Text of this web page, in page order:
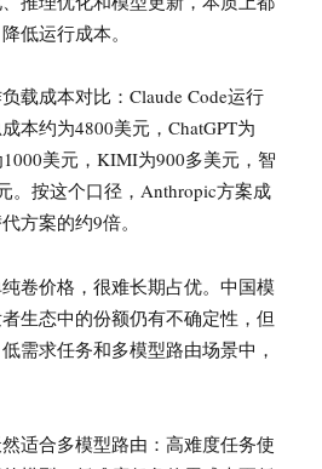
低运行成本。
载成本对比：Claude Code运行
本约为4800美元，ChatGPT为
美元，KIMI为900多美元，智
。按这个口径，Anthropic方案成
方案的约9倍。
卷价格，很难长期占优。中国模
生态中的份额仍有不确定性，但
需求任务和多模型路由场景中，
适合多模型路由：高难度任务使